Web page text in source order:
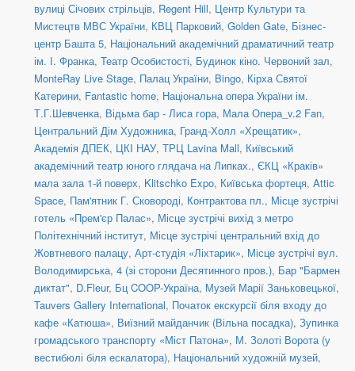
вулиці Січових стрільців, Regent Hill, Центр Культури та
Мистецтв МВС України, КВЦ Парковий, Golden Gate, Бізнес-
центр Башта 5, Національний академічний драматичний театр
ім. І. Франка, Театр Особистості, Будинок кіно. Червоний зал,
MonteRay Live Stage, Палац України, Bingo, Кірха Святої
Катерини, Fantastic home, Національна опера України ім.
Т.Г.Шевченка, Відьма бар - Лиса гора, Мала Опера_v.2 Fan,
Центральний Дім Художника, Гранд-Холл «Хрещатик»,
Академія ДПЕК, ЦКІ НАУ, ТРЦ Lavina Mall, Київський
академічний театр юного глядача на Липках., ЄКЦ «Краків»
мала зала 1-й поверх, Klitschko Expo, Київська фортеця, Attic
Space, Пам'ятник Г. Сковороді, Контрактова пл., Місце зустрічі
готель «Прем'єр Палас», Місце зустрічі вихід з метро
Політехнічний інститут, Місце зустрічі центральний вхід до
Жовтневого палацу, Арт-студія «Ліхтарик», Місце зустрічі вул.
Володимирська, 4 (зі сторони Десятинного пров.), Бар "Бармен
диктат", D.Fleur, Бц COOP-Україна, Музей Марії Заньковецької,
Tauvers Gallery International, Початок екскурсії біля входу до
кафе «Катюша», Виїзний майданчик (Вільна посадка), Зупинка
громадського транспорту «Міст Патона», М. Золоті Ворота (у
вестибюлі біля ескалатора), Національний художній музей,